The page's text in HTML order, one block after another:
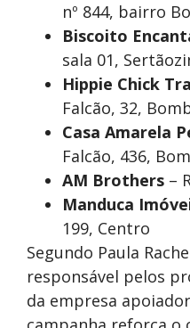
nº 844, bairro
Biscoito
sala 01,
Hippie Chick
Falcão, 32,
Casa Amarela
Falcão, 436,
AM Brothers –
Manduca
199, Centro
Segundo Paula
responsável pelos
da empresa